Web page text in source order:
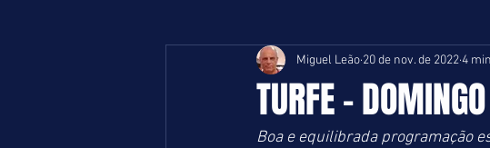
TURFE -
Miguel Leão 20 de nov. de 20224
Boa e equilibrada programação